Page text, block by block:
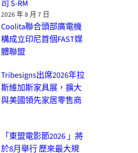
司 S-RM
2026 年 8 月 7 日
Coolita聯合頭部廣電機
構成立印尼首個FAST媒
體聯盟
Tribesigns出席2026年拉
斯維加斯家具展，擴大
與美國領先家居零售商
「東盟電影節2026 」將
於8月舉行 歷來最大規